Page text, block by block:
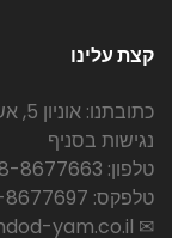
קצת עלינו
כתובתנו: אוניון 5, אשדוד
נגישות בסניף
טלפון: 08-8677663
טלפקס: 08-8677697
✉ info@ashdod-yam.co.il